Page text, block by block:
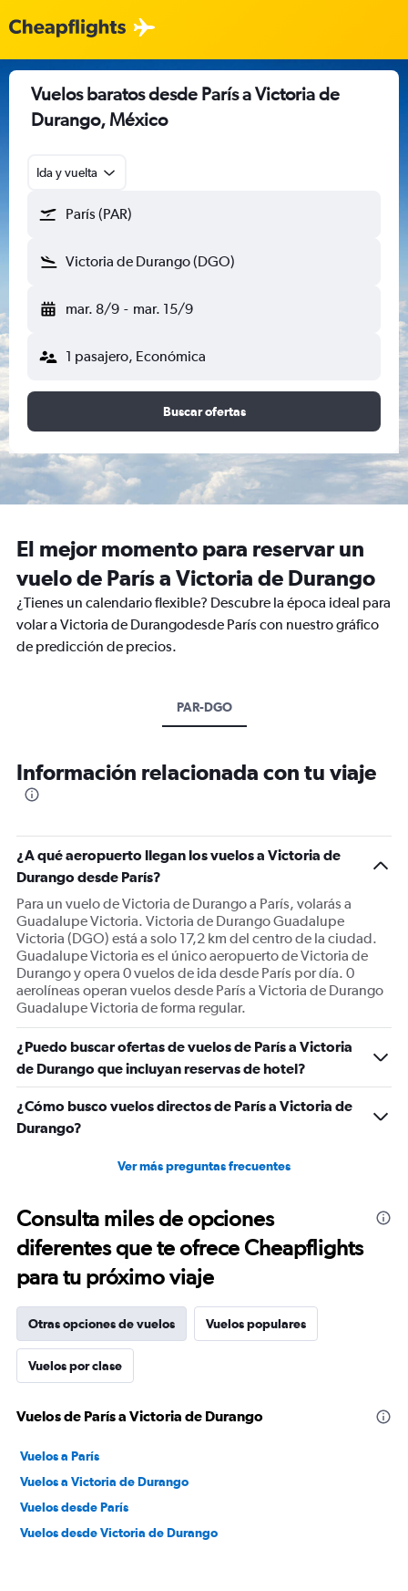
Vuelos baratos desde París a Victoria de
Durango, México
Ida y vuelta
París (PAR)
Victoria de Durango (DGO)
mar. 8/9 - mar. 15/9
1 pasajero, Económica
Buscar ofertas
El mejor momento para reservar un
vuelo de París a Victoria de Durango
¿Tienes un calendario flexible? Descubre la época ideal para
volar a Victoria de Durangodesde París con nuestro gráfico
de predicción de precios.
PAR-DGO
Información relacionada con tu viaje
¿A qué aeropuerto llegan los vuelos a Victoria de
Durango desde París?
Para un vuelo de Victoria de Durango a París, volarás a
Guadalupe Victoria. Victoria de Durango Guadalupe
Victoria (DGO) está a solo 17,2 km del centro de la ciudad.
Guadalupe Victoria es el único aeropuerto de Victoria de
Durango y opera 0 vuelos de ida desde París por día. 0
aerolíneas operan vuelos desde París a Victoria de Durango
Guadalupe Victoria de forma regular.
¿Puedo buscar ofertas de vuelos de París a Victoria
de Durango que incluyan reservas de hotel?
¿Cómo busco vuelos directos de París a Victoria de
Durango?
Ver más preguntas frecuentes
Consulta miles de opciones
diferentes que te ofrece Cheapflights
para tu próximo viaje
Otras opciones de vuelos Vuelos populares
Vuelos por clase
Vuelos de París a Victoria de Durango
Vuelos a París
Vuelos a Victoria de Durango
Vuelos desde París
Vuelos desde Victoria de Durango